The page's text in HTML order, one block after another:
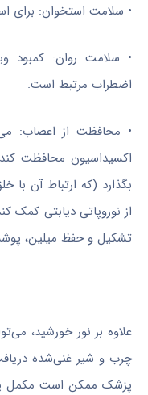
• سلامت استخوان: برای
اضطراب مرتبط است.
• محافظت از اعصاب:
اکسیداسیون محافظت
بگذارد (که ارتباط آن
تشکیل و حفظ میلین،
چرب و شیر غنی‌شده
پزشک ممکن است مکمل